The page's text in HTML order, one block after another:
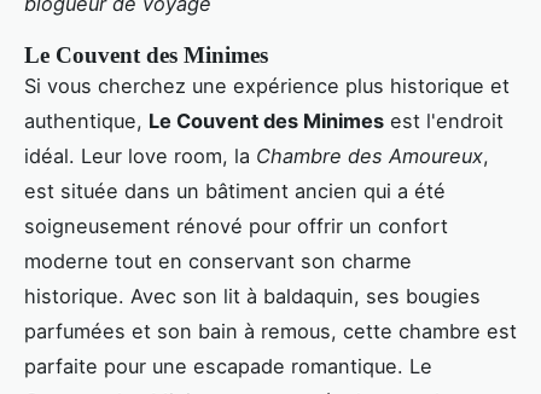
Le Couvent des Minimes
Si vous cherchez une expérience plus historique et
authentique, Le Couvent des Minimes est l'endroit
idéal. Leur love room, la Chambre des Amoureux,
est située dans un bâtiment ancien qui a été
soigneusement rénové pour offrir un confort
moderne tout en conservant son charme
historique. Avec son lit à baldaquin, ses bougies
parfumées et son bain à remous, cette chambre est
parfaite pour une escapade romantique. Le